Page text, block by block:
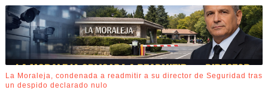
La Moraleja, condenada a readmitir a su director de Seguridad tras
un despido declarado nulo